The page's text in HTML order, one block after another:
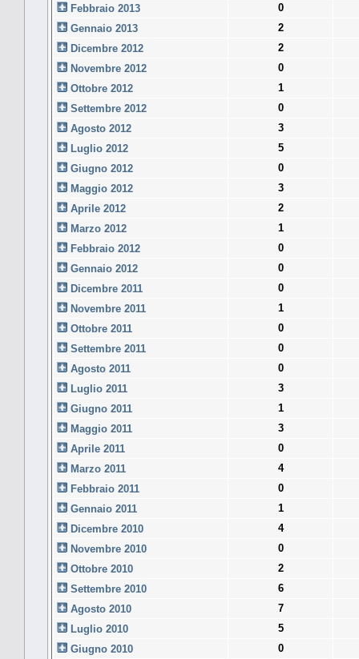
Febbraio 2013
0
Gennaio 2013
2
Dicembre 2012
2
Novembre 2012
0
Ottobre 2012
1
Settembre 2012
0
Agosto 2012
3
Luglio 2012
5
Giugno 2012
0
Maggio 2012
3
Aprile 2012
2
Marzo 2012
1
Febbraio 2012
0
Gennaio 2012
0
Dicembre 2011
0
Novembre 2011
1
Ottobre 2011
0
Settembre 2011
0
Agosto 2011
0
Luglio 2011
3
Giugno 2011
1
Maggio 2011
3
Aprile 2011
0
Marzo 2011
4
Febbraio 2011
0
Gennaio 2011
1
Dicembre 2010
4
Novembre 2010
0
Ottobre 2010
2
Settembre 2010
6
Agosto 2010
7
Luglio 2010
5
Giugno 2010
0